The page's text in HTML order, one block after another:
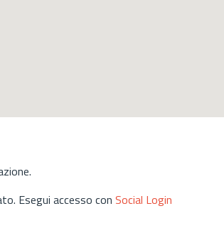
Esegui accesso con Social Login